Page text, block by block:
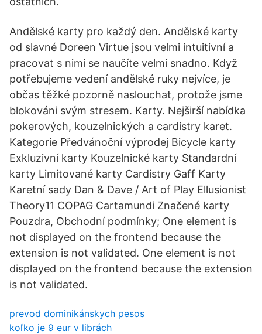
Andělské karty pro každý den. Andělské karty
od slavné Doreen Virtue jsou velmi intuitivní a
pracovat s nimi se naučíte velmi snadno. Když
potřebujeme vedení andělské ruky nejvíce, je
občas těžké pozorně naslouchat, protože jsme
blokováni svým stresem. Karty. Nejširší nabídka
pokerových, kouzelnických a cardistry karet.
Kategorie Předvánoční výprodej Bicycle karty
Exkluzivní karty Kouzelnické karty Standardní
karty Limitované karty Cardistry Gaff Karty
Karetní sady Dan & Dave / Art of Play Ellusionist
Theory11 COPAG Cartamundi Značené karty
Pouzdra, Obchodní podmínky; One element is
not displayed on the frontend because the
extension is not validated. One element is not
displayed on the frontend because the extension
is not validated.
prevod dominikánskych pesos
koľko je 9 eur v librách